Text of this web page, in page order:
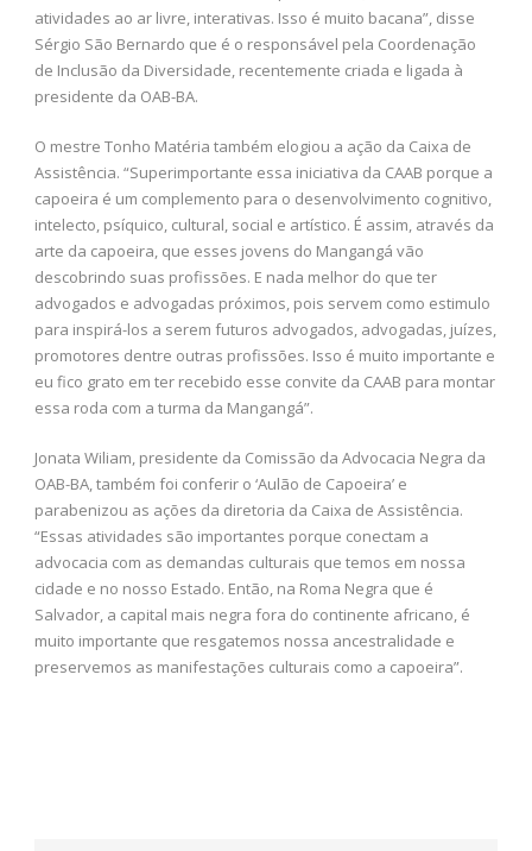
atividades ao ar livre, interativas. Isso é muito bacana”, disse
Sérgio São Bernardo que é o responsável pela Coordenação
de Inclusão da Diversidade, recentemente criada e ligada à
presidente da OAB-BA.
O mestre Tonho Matéria também elogiou a ação da Caixa de
Assistência. “Superimportante essa iniciativa da CAAB porque a
capoeira é um complemento para o desenvolvimento cognitivo,
intelecto, psíquico, cultural, social e artístico. É assim, através da
arte da capoeira, que esses jovens do Mangangá vão
descobrindo suas profissões. E nada melhor do que ter
advogados e advogadas próximos, pois servem como estimulo
para inspirá-los a serem futuros advogados, advogadas, juízes,
promotores dentre outras profissões. Isso é muito importante e
eu fico grato em ter recebido esse convite da CAAB para montar
essa roda com a turma da Mangangá”.
Jonata Wiliam, presidente da Comissão da Advocacia Negra da
OAB-BA, também foi conferir o ‘Aulão de Capoeira’ e
parabenizou as ações da diretoria da Caixa de Assistência.
“Essas atividades são importantes porque conectam a
advocacia com as demandas culturais que temos em nossa
cidade e no nosso Estado. Então, na Roma Negra que é
Salvador, a capital mais negra fora do continente africano, é
muito importante que resgatemos nossa ancestralidade e
preservemos as manifestações culturais como a capoeira”.